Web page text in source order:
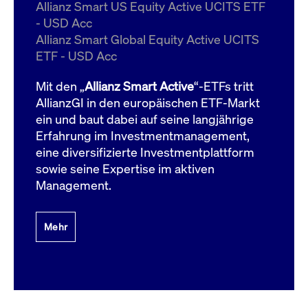
Allianz Smart US Equity Active UCITS ETF
- USD Acc
Allianz Smart Global Equity Active UCITS
ETF - USD Acc
Mit den „Allianz Smart Active“-ETFs tritt
AllianzGI in den europäischen ETF-Markt
ein und baut dabei auf seine langjährige
Erfahrung im Investmentmanagement,
eine diversifizierte Investmentplattform
sowie seine Expertise im aktiven
Management.
Mehr
ApplicationGatewayAffinityCORS
boerse.com
Domain
bis